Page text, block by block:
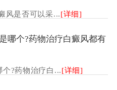
风是否可以采...[详细]
哪个?药物治疗白癜风都有
?药物治疗白...[详细]